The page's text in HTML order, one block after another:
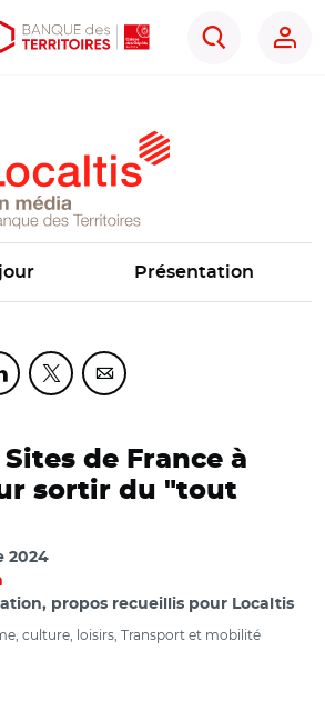
Rechercher
Présentation
cette page sur Facebook
cette page sur Linkedin
Partager cette page sur Twitter
Partager cette page sur
Sites de France à
sortir du "tout
2024
propos recueillis pour Localtis
culture, loisirs, Transport et mobilité